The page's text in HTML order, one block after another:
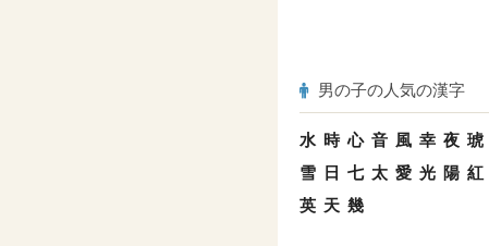
男の子の人気の漢字
水 時 心 音 風 幸 夜 琥
雪
日 七 太 愛 光 陽 紅
英 天 幾